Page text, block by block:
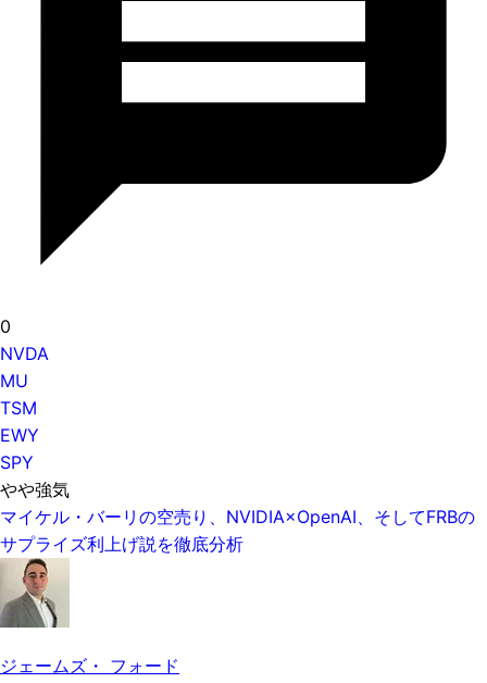
0
NVDA
MU
TSM
EWY
SPY
やや強気
マイケル・バーリの空売り、NVIDIA×OpenAI、そしてFRBの
サプライズ利上げ説を徹底分析
ジェームズ・ フォード